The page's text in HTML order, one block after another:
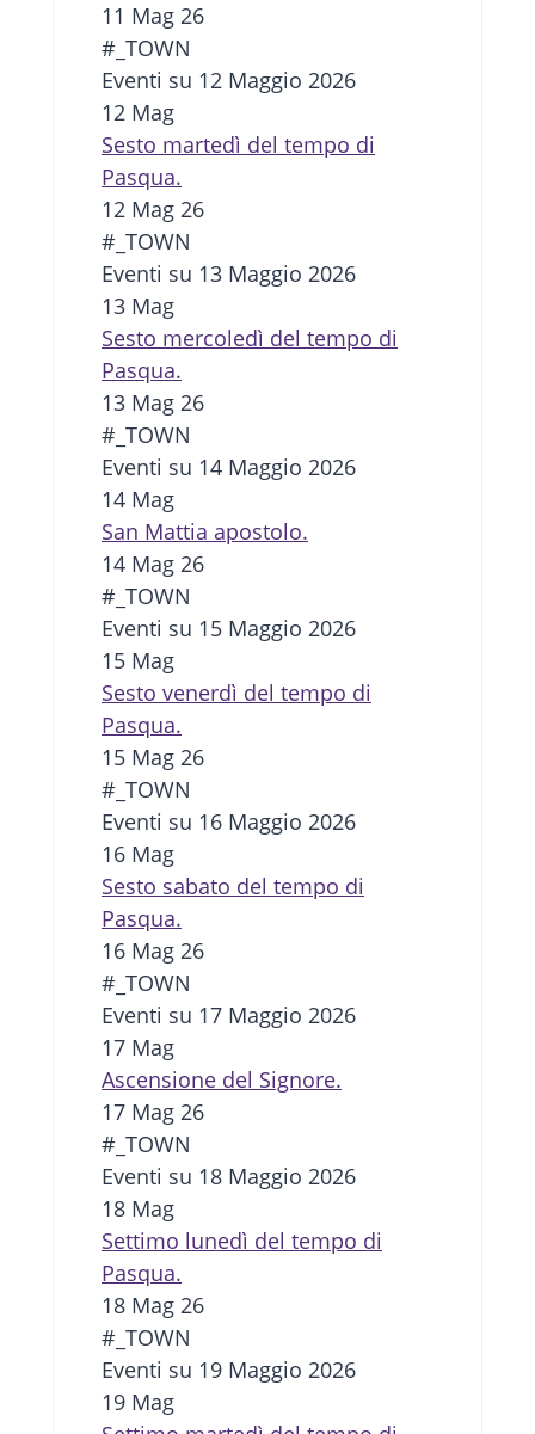
11 Mag 26
#_TOWN
Eventi su 12 Maggio 2026
12 Mag
Sesto martedì del tempo di
Pasqua.
12 Mag 26
#_TOWN
Eventi su 13 Maggio 2026
13 Mag
Sesto mercoledì del tempo di
Pasqua.
13 Mag 26
#_TOWN
Eventi su 14 Maggio 2026
14 Mag
San Mattia apostolo.
14 Mag 26
#_TOWN
Eventi su 15 Maggio 2026
15 Mag
Sesto venerdì del tempo di
Pasqua.
15 Mag 26
#_TOWN
Eventi su 16 Maggio 2026
16 Mag
Sesto sabato del tempo di
Pasqua.
16 Mag 26
#_TOWN
Eventi su 17 Maggio 2026
17 Mag
Ascensione del Signore.
17 Mag 26
#_TOWN
Eventi su 18 Maggio 2026
18 Mag
Settimo lunedì del tempo di
Pasqua.
18 Mag 26
#_TOWN
Eventi su 19 Maggio 2026
19 Mag